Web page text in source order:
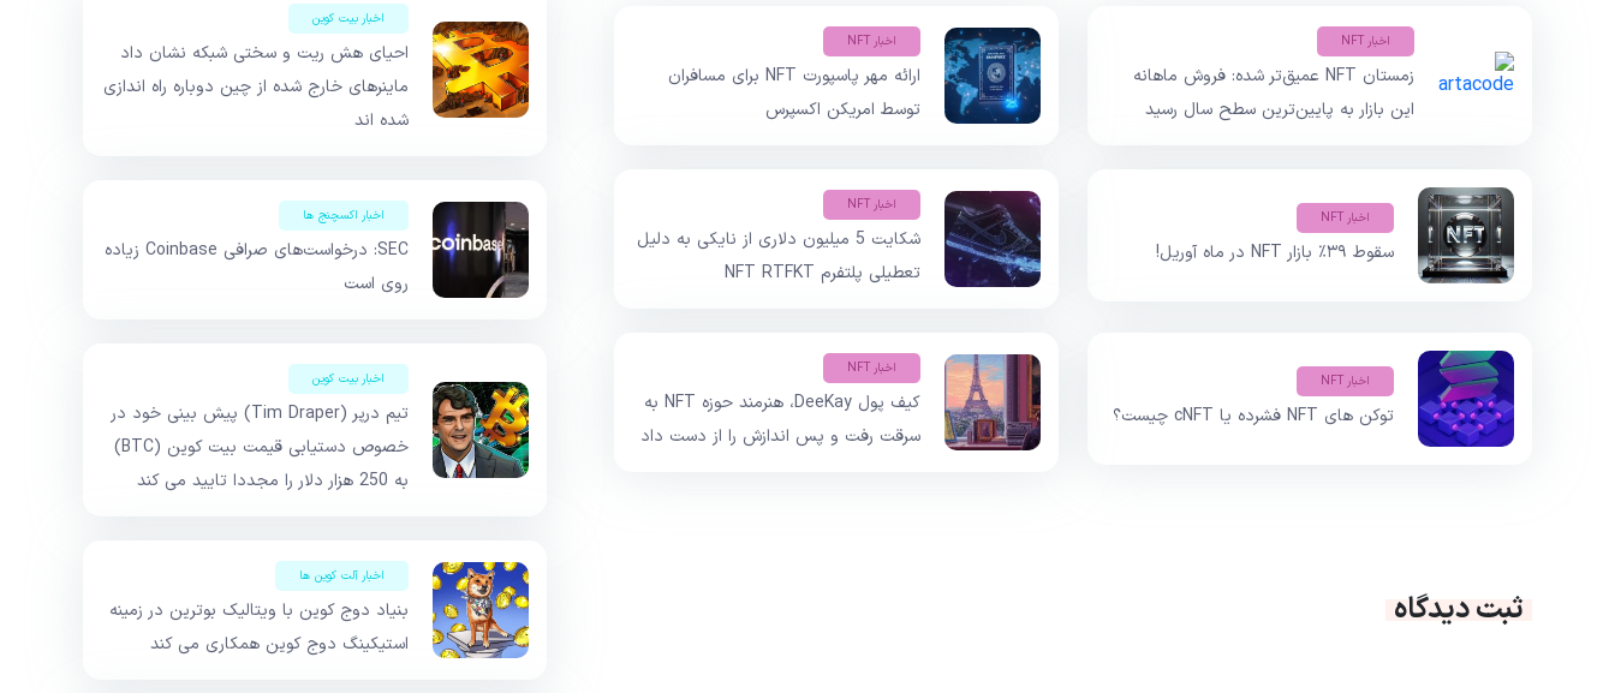
اخبار NFT
زمستان NFT عمیق‌تر شده: فروش ماهانه
این بازار به پایین‌ترین سطح سال رسید
اخبار NFT
ارائه مهر پاسپورت NFT برای مسافران
توسط امریکن اکسپرس
اخبار NFT
سقوط ۳۹٪ بازار NFT در ماه آوریل!
اخبار NFT
شکایت 5 میلیون دلاری از نایکی به دلیل
تعطیلی پلتفرم NFT RTFKT
اخبار NFT
توکن های NFT فشرده یا cNFT چیست؟
اخبار NFT
کیف پول DeeKay، هنرمند حوزه NFT به
سرقت رفت و پس اندازش را از دست داد
ثبت دیدگاه
اخبار بیت کوین
احیای هش ریت و سختی شبکه نشان داد
ماینرهای خارج شده از چین دوباره راه اندازی
شده اند
اخبار اکسچنج ها
SEC: درخواست‌های صرافی Coinbase زیاده
روی است
اخبار بیت کوین
تیم درپر (Tim Draper) پیش بینی خود در
خصوص دستیابی قیمت بیت کوین (BTC)
به 250 هزار دلار را مجددا تایید می کند
اخبار آلت کوین ها
بنیاد دوج کوین با ویتالیک بوترین در زمینه
استیکینگ دوج کوین همکاری می کند